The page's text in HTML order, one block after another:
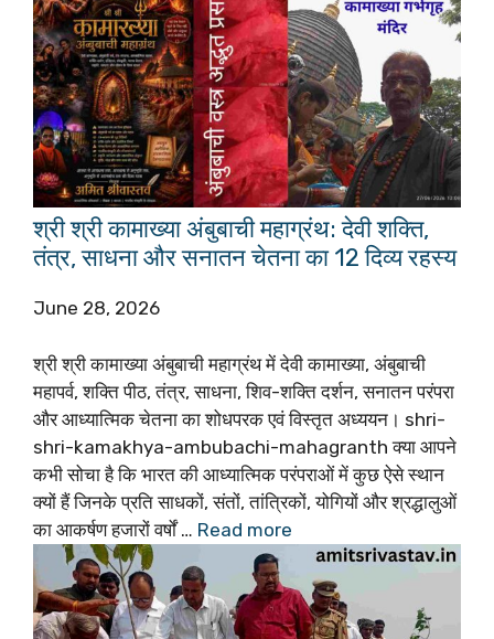
श्री श्री कामाख्या अंबुबाची महाग्रंथ: देवी शक्ति,
तंत्र, साधना और सनातन चेतना का 12 दिव्य रहस्य
June 28, 2026
श्री श्री कामाख्या अंबुबाची महाग्रंथ में देवी कामाख्या, अंबुबाची
महापर्व, शक्ति पीठ, तंत्र, साधना, शिव-शक्ति दर्शन, सनातन परंपरा
और आध्यात्मिक चेतना का शोधपरक एवं विस्तृत अध्ययन। shri-
shri-kamakhya-ambubachi-mahagranth क्या आपने
कभी सोचा है कि भारत की आध्यात्मिक परंपराओं में कुछ ऐसे स्थान
क्यों हैं जिनके प्रति साधकों, संतों, तांत्रिकों, योगियों और श्रद्धालुओं
का आकर्षण हजारों वर्षों … Read more